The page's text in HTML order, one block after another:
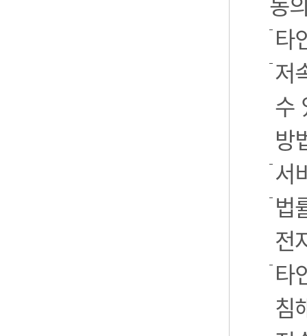
타
저
수
방
서
법
전
타
침